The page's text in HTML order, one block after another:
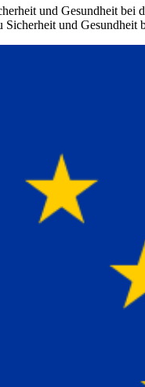
und Gesundheit
und Gesundheit